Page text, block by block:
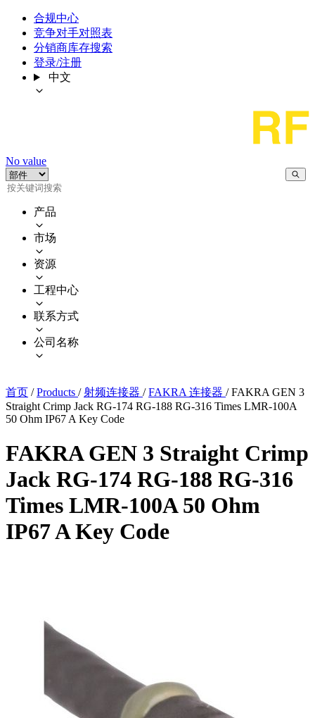
合规中心
竞争对手对照表
分销商库存搜索
登录/注册
中文
No value
产品
市场
资源
工程中心
联系方式
公司名称
首页 / Products / 射频连接器 / FAKRA 连接器 / FAKRA GEN 3
Straight Crimp Jack RG-174 RG-188 RG-316 Times LMR-100A
50 Ohm IP67 A Key Code
FAKRA GEN 3 Straight Crimp
Jack RG-174 RG-188 RG-316
Times LMR-100A 50 Ohm
IP67 A Key Code